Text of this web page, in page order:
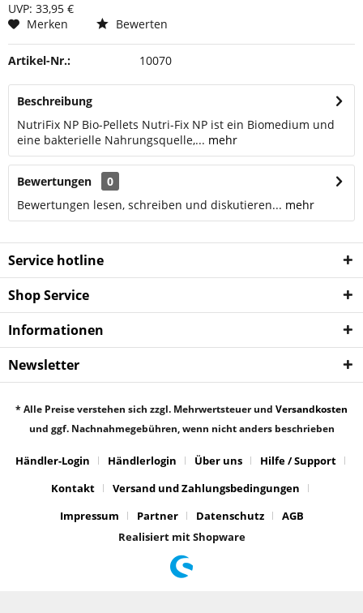
UVP: 33,95 €
Merken
Bewerten
Artikel-Nr.: 10070
Beschreibung
NutriFix NP Bio-Pellets Nutri-Fix NP ist ein Biomedium und
eine bakterielle Nahrungsquelle,... mehr
Bewertungen
0
Bewertungen lesen, schreiben und diskutieren... mehr
Service hotline
Shop Service
Informationen
Newsletter
* Alle Preise verstehen sich zzgl. Mehrwertsteuer und Versandkosten
und ggf. Nachnahmegebühren, wenn nicht anders beschrieben
Händler-Login Händlerlogin Über uns
Hilfe / Support
Kontakt
Versand und Zahlungsbedingungen
Impressum
Partner Datenschutz
AGB
Realisiert mit Shopware